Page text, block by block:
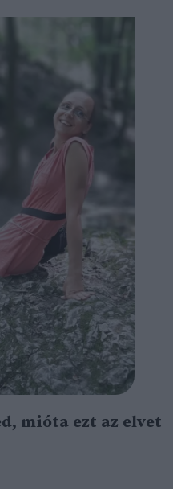
mióta ezt az elvet